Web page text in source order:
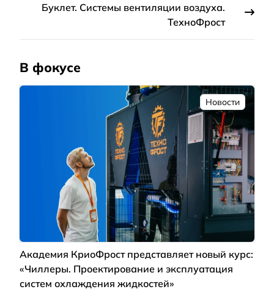
Буклет. Системы вентиляции воздуха.
ТехноФрост
В фокусе
Новости
Академия КриоФрост представляет новый курс:
«Чиллеры. Проектирование и эксплуатация
систем охлаждения жидкостей»